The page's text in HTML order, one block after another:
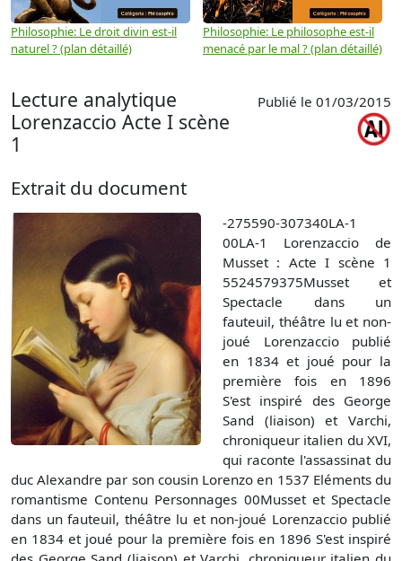
Philosophie: Le droit divin est-il
naturel ? (plan détaillé)
Philosophie: Le philosophe est-il
menacé par le mal ? (plan détaillé)
Lecture analytique
Lorenzaccio Acte I scène
1
Publié le 01/03/2015
Extrait du document
-275590-307340LA-1
00LA-1 Lorenzaccio de
Musset : Acte I scène 1
5524579375Musset et
Spectacle dans un
fauteuil, théâtre lu et non-
joué Lorenzaccio publié
en 1834 et joué pour la
première fois en 1896
S'est inspiré des George
Sand (liaison) et Varchi,
chroniqueur italien du XVI,
qui raconte l'assassinat du
duc Alexandre par son cousin Lorenzo en 1537 Eléments du
romantisme Contenu Personnages 00Musset et Spectacle
dans un fauteuil, théâtre lu et non-joué Lorenzaccio publié
en 1834 et joué pour la première fois en 1896 S'est inspiré